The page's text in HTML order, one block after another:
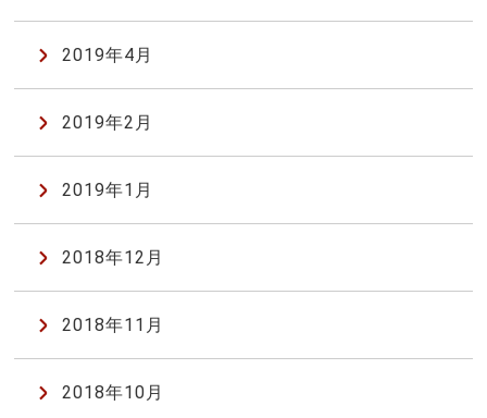
2019年4月
2019年2月
2019年1月
2018年12月
2018年11月
2018年10月